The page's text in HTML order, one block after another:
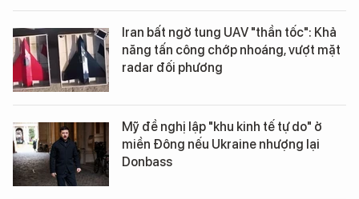
Iran bất ngờ tung UAV "thần tốc": Khả
năng tấn công chớp nhoáng, vượt mặt
radar đối phương
Mỹ đề nghị lập "khu kinh tế tự do" ở
miền Đông nếu Ukraine nhượng lại
Donbass